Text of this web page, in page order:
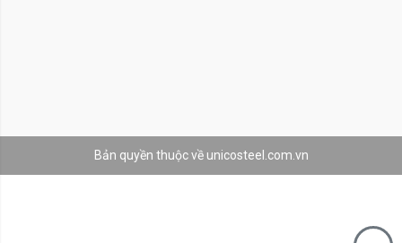
Bản quyền thuộc về unicosteel.com.vn